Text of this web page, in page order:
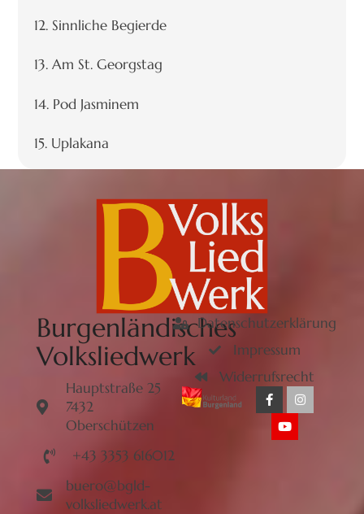
12. Sinnliche Begierde
13. Am St. Georgstag
14. Pod Jasminem
15. Uplakana
Burgenländisches
Volksliedwerk
Hauptstraße 25
7432
Oberschützen
+43 3353 616012
buero@bgld-
volksliedwerk.at
Datenschutzerklärung
Impressum
Widerrufsrecht